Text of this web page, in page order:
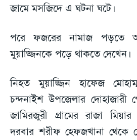
জামে মসজিদে এ ঘটনা ঘটে।
পরে ফজরের নামাজ পড়তে
মুয়াজ্জিনকে পড়ে থাকতে দেখেন।
নিহত মুয়াজ্জিন হাফেজ
চন্দনাইশ উপজেলার দোহাজারী
জামিরজুরী গ্রামের রাজা
দরবার শরীফ হেফজখানা